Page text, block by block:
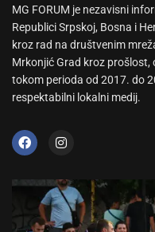
MG FORUM je nezavisni
Republici Srpskoj, Bosna i
kroz rad na društvenim
Mrkonjić Grad kroz prošlost,
tokom perioda od 2017. do
respektabilni lokalni medij.